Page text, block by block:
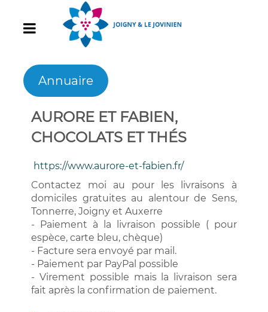
Annuaire
AURORE ET FABIEN,
CHOCOLATS ET THÉS
https://www.aurore-et-fabien.fr/
Contactez moi au pour les livraisons à
domiciles gratuites au alentour de Sens,
Tonnerre, Joigny et Auxerre
- Paiement à la livraison possible ( pour
espèce, carte bleu, chèque)
- Facture sera envoyé par mail.
- Paiement par PayPal possible
-Virement possible mais la livraison sera
fait après la confirmation de paiement.